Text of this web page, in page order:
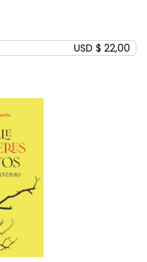
USD $ 22,00